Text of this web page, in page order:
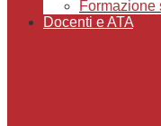
Formazione
Docenti e ATA